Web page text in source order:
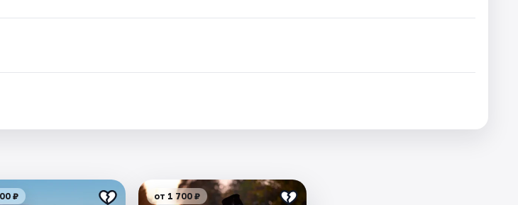
₽ от 1 700 ₽